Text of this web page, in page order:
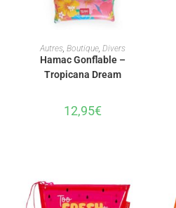
AJOUTER AU PANIER
Autres,Boutique,Divers
Hamac Gonflable –
Tropicana Dream
12,95€